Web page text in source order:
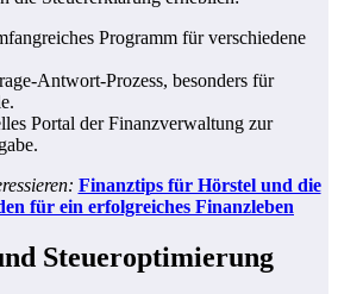
Programm für verschiedene
Antwort-Prozess, besonders für
Portal der Finanzverwaltung zur
Finanztips für Hörstel und die
für ein erfolgreiches Finanzleben
Steueroptimierung